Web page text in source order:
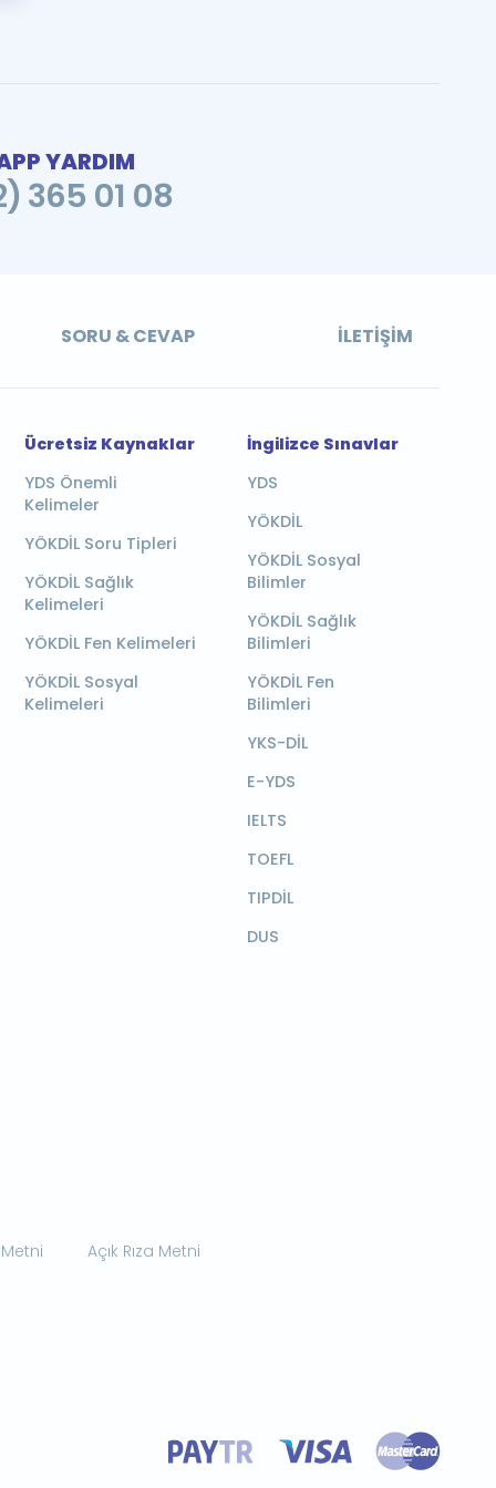
YARDIM
365 01 08
SORU & CEVAP İLETIŞIM
Ücretsiz Kaynaklar
YDS Önemli
Kelimeler
YÖKDİL Soru Tipleri
YÖKDİL Sağlık
Kelimeleri
YÖKDİL Fen Kelimeleri
YÖKDİL Sosyal
Kelimeleri
İngilizce Sınavlar
YDS
YÖKDİL
YÖKDİL Sosyal
Bilimler
YÖKDİL Sağlık
Bilimleri
YÖKDİL Fen
Bilimleri
YKS-DİL
E-YDS
IELTS
TOEFL
TIPDİL
DUS
Açık Rıza Metni